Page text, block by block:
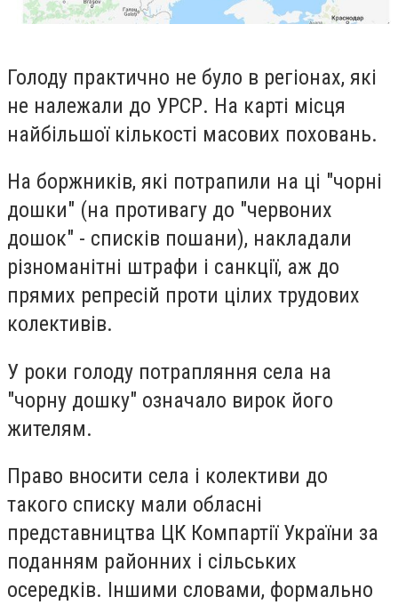
Голоду практично не було в регіонах, які
не належали до УРСР. На карті місця
найбільшої кількості масових поховань.
На боржників, які потрапили на ці "чорні
дошки" (на противагу до "червоних
дошок" - списків пошани), накладали
різноманітні штрафи і санкції, аж до
прямих репресій проти цілих трудових
колективів.
У роки голоду потрапляння села на
"чорну дошку" означало вирок його
жителям.
Право вносити села і колективи до
такого списку мали обласні
представництва ЦК Компартії України за
поданням районних і сільських
осередків. Іншими словами, формально